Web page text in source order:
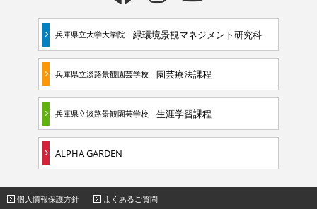
兵庫県立大学大学院 緑環境景観マネジメント研究科
兵庫県立淡路景観園芸学校 園芸療法課程
兵庫県立淡路景観園芸学校 生涯学習課程
ALPHA GARDEN
個人情報保護方針 よくあるご質問